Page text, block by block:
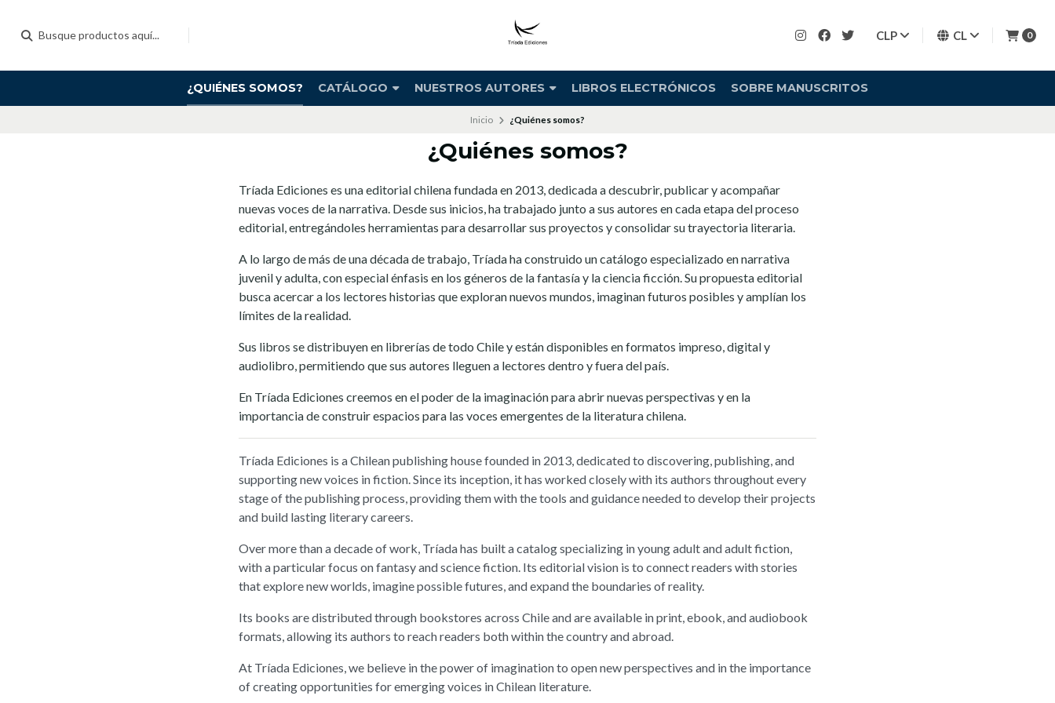
CLP CL 0
¿QUIÉNES SOMOS? CATÁLOGO NUESTROS AUTORES LIBROS ELECTRÓNICOS SOBRE MANUSCRITOS
Inicio ¿Quiénes somos?
¿Quiénes somos?
Tríada Ediciones es una editorial chilena fundada en 2013, dedicada a descubrir, publicar y acompañar
nuevas voces de la narrativa. Desde sus inicios, ha trabajado junto a sus autores en cada etapa del proceso
editorial, entregándoles herramientas para desarrollar sus proyectos y consolidar su trayectoria literaria.
A lo largo de más de una década de trabajo, Tríada ha construido un catálogo especializado en narrativa
juvenil y adulta, con especial énfasis en los géneros de la fantasía y la ciencia ficción. Su propuesta editorial
busca acercar a los lectores historias que exploran nuevos mundos, imaginan futuros posibles y amplían los
límites de la realidad.
Sus libros se distribuyen en librerías de todo Chile y están disponibles en formatos impreso, digital y
audiolibro, permitiendo que sus autores lleguen a lectores dentro y fuera del país.
En Tríada Ediciones creemos en el poder de la imaginación para abrir nuevas perspectivas y en la
importancia de construir espacios para las voces emergentes de la literatura chilena.
Tríada Ediciones is a Chilean publishing house founded in 2013, dedicated to discovering, publishing, and
supporting new voices in fiction. Since its inception, it has worked closely with its authors throughout every
stage of the publishing process, providing them with the tools and guidance needed to develop their projects
and build lasting literary careers.
Over more than a decade of work, Tríada has built a catalog specializing in young adult and adult fiction,
with a particular focus on fantasy and science fiction. Its editorial vision is to connect readers with stories
that explore new worlds, imagine possible futures, and expand the boundaries of reality.
Its books are distributed through bookstores across Chile and are available in print, ebook, and audiobook
formats, allowing its authors to reach readers both within the country and abroad.
At Tríada Ediciones, we believe in the power of imagination to open new perspectives and in the importance
of creating opportunities for emerging voices in Chilean literature.